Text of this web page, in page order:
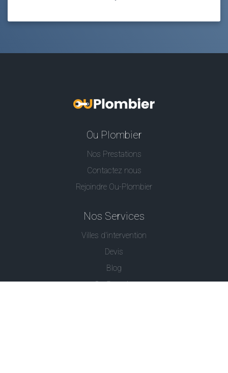
Ou Plombier
Nos Prestations
Contactez nous
Rejoindre Ou-Plombier
Nos Services
Villes d'intervention
Devis
Blog
Ou Serrurier